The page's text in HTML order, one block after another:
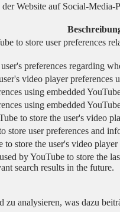
Website auf Social-
to store user preferences
preferences regarding
video player preferences
using embedded
using embedded
to store the user's video
store user preferences and
store the user's video
by YouTube to store the
search results in the future.
analysieren, was dazu